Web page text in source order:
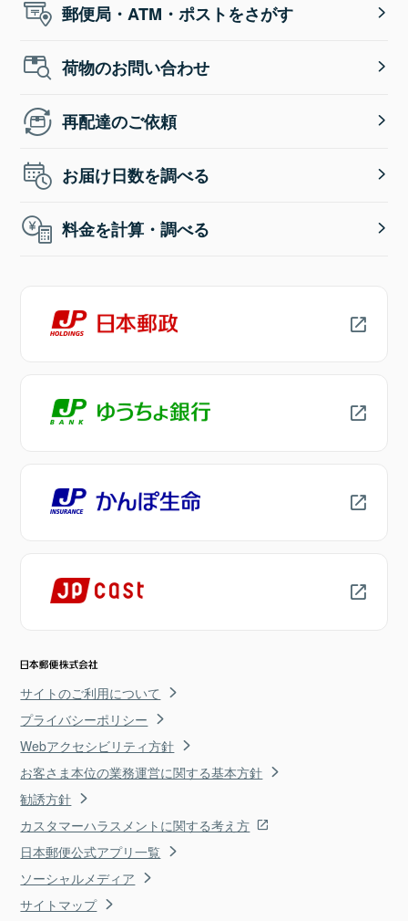
郵便局・ATM・ポストをさがす
荷物のお問い合わせ
再配達のご依頼
お届け日数を調べる
料金を計算・調べる
サイトのご利用について
プライバシーポリシー
Webアクセシビリティ方針
お客さま本位の業務運営に関する基本方針
勧誘方針
カスタマーハラスメントに関する考え方
日本郵便公式アプリ一覧
ソーシャルメディア
サイトマップ